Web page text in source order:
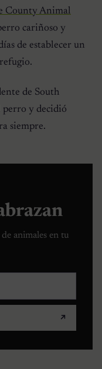
County Animal
cariñoso y
de establecer un
de South
perro y decidió
siempre.
animales en tu
↗